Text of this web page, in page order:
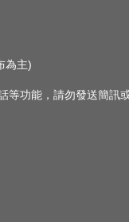
為主)
功能，請勿發送簡訊